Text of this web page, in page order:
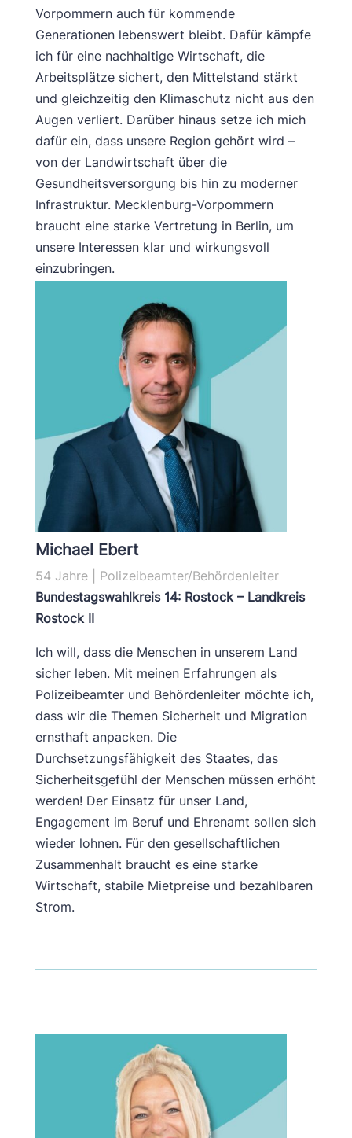
Vorpommern auch für kommende
Generationen lebenswert bleibt. Dafür kämpfe
ich für eine nachhaltige Wirtschaft, die
Arbeitsplätze sichert, den Mittelstand stärkt
und gleichzeitig den Klimaschutz nicht aus den
Augen verliert. Darüber hinaus setze ich mich
dafür ein, dass unsere Region gehört wird –
von der Landwirtschaft über die
Gesundheitsversorgung bis hin zu moderner
Infrastruktur. Mecklenburg-Vorpommern
braucht eine starke Vertretung in Berlin, um
unsere Interessen klar und wirkungsvoll
einzubringen.
Michael Ebert
54 Jahre | Polizeibeamter/Behördenleiter
Bundestagswahlkreis 14: Rostock – Landkreis
Rostock II
Ich will, dass die Menschen in unserem Land
sicher leben. Mit meinen Erfahrungen als
Polizeibeamter und Behördenleiter möchte ich,
dass wir die Themen Sicherheit und Migration
ernsthaft anpacken. Die
Durchsetzungsfähigkeit des Staates, das
Sicherheitsgefühl der Menschen müssen erhöht
werden! Der Einsatz für unser Land,
Engagement im Beruf und Ehrenamt sollen sich
wieder lohnen. Für den gesellschaftlichen
Zusammenhalt braucht es eine starke
Wirtschaft, stabile Mietpreise und bezahlbaren
Strom.